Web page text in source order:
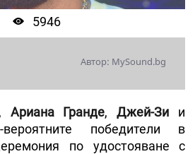
5946
Автор: MySound.bg
Ариана Гранде, Джей-Зи и
победители в
по удостояване с